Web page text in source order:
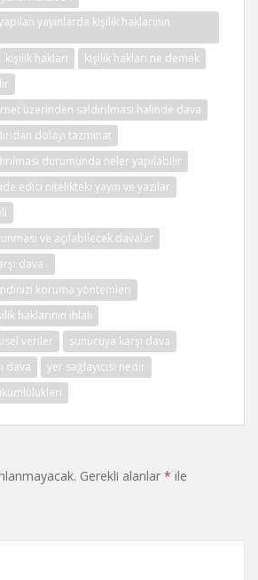
yayınlarda kişilik haklarının
kişilik hakları
kişilik hakları ne demek
üzerinden saldırılması halinde dava
dolayı tazminat
durumunda neler yapılabilir
edici nitelikteki yayın ve yazılar
ve açılabilecek davalar
dava .
koruma yöntemleri
haklarının ihlali
veriler
sunucuya karşı dava
dava
yer sağlayıcısı nedir
Gerekli alanlar * ile